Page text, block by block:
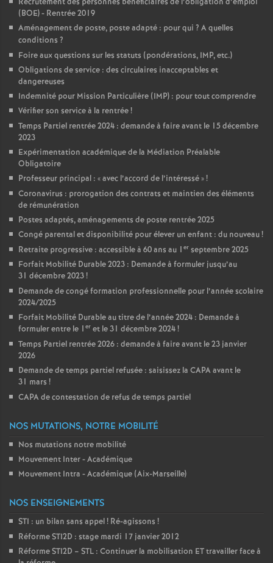
(BOE) - Rentrée 2019
Aménagement de poste, poste adapté : pour qui ? A quelles
conditions ?
Foire aux questions sur les statuts (pondérations, IMP, etc.)
Obligations de service : des circulaires inacceptables et
dangereuses
Indemnité pour Mission Particulière (IMP) : pour tout comprendre
Vérifier son service à la rentrée!
Temps Partiel rentrée 2024 : demande à faire avant le 15 décembre
2023
Expérimentation académique de la Médiation Préalable
Obligatoire
Professeur principal : «avec l’accord de l’intéressé»!
Coronavirus : prorogation des contrats et maintien des éléments
de rémunération
Postes adaptés, aménagements de poste rentrée 2025
Congé parental et disponibilité pour élever un enfant : du nouveau!
Retraite progressive : accessible à 60 ans au 1 er septembre 2025
Forfait Mobilité Durable 2023 : Demande à formuler jusqu’au
31 décembre 2023!
Demande de congé formation professionnelle pour l’année scolaire
2024/2025
Forfait Mobilité Durable au titre de l’année 2024 : Demande à
formuler entre le 1 er et le 31 décembre 2024!
Temps Partiel rentrée 2026 : demande à faire avant le 23 janvier
2026
Demande de temps partiel refusée : saisissez la CAPA avant le
31 mars !
CAPA de contestation de refus de temps partiel
NOS MUTATIONS, NOTRE MOBILITÉ
Nos mutations notre mobilité
Mouvement Inter - Académique
Mouvement Intra - Académique (Aix-Marseille)
NOS ENSEIGNEMENTS
STI : un bilan sans appel! Ré-agissons !
Réforme STI2D : stage mardi 17 janvier 2012
Réforme STI2D – STL : Continuer la mobilisation ET travailler face à